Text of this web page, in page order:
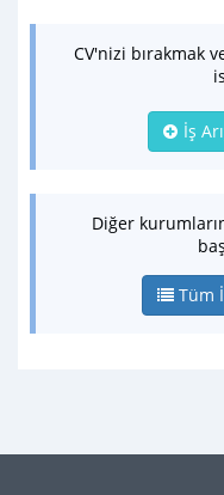
CV'nizi bırakmak
İş
Diğer
Tüm